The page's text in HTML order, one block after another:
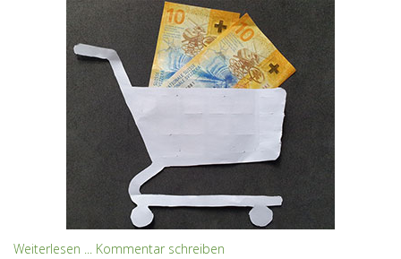
Weiterlesen ... Kommentar schreiben